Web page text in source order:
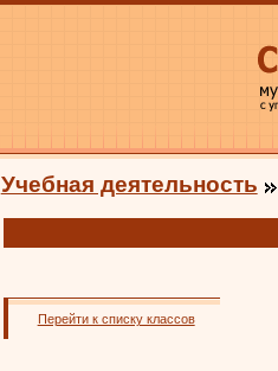
Учебная деятельность
Перейти к списку классов